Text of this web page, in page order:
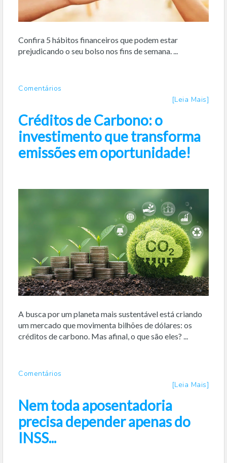
Confira 5 hábitos financeiros que podem estar
prejudicando o seu bolso nos fins de semana. ...
Comentários
[Leia Mais]
Créditos de Carbono: o
investimento que transforma
emissões em oportunidade!
A busca por um planeta mais sustentável está criando
um mercado que movimenta bilhões de dólares: os
créditos de carbono. Mas afinal, o que são eles? ...
Comentários
[Leia Mais]
Nem toda aposentadoria
precisa depender apenas do
INSS...